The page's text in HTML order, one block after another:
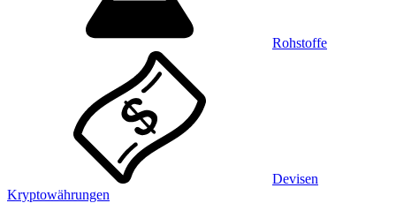
Rohstoffe
Devisen
Kryptowährungen